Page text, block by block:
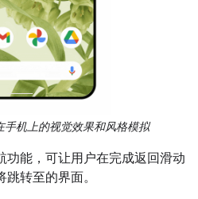
手机上的视觉效果和风格模拟
功能，可让用户在完成返回滑动
转至的界面。